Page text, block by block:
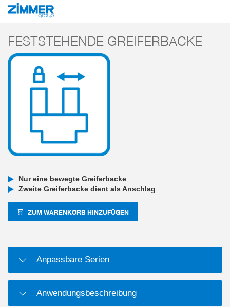
Start Produkte
FESTSTEHENDE GREIFERBACKE
Nur eine bewegte Greiferbacke
Zweite Greiferbacke dient als Anschlag
ZUM WARENKORB HINZUFÜGEN
Anpassbare Serien
Anwendungsbeschreibung